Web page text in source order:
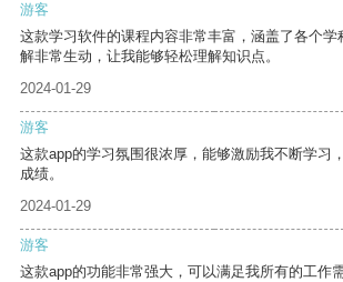
游客
这款学习软件的课程内容非常丰富，涵盖了各个学
解非常生动，让我能够轻松理解知识点。
2024-01-29
游客
这款app的学习氛围很浓厚，能够激励我不断学习
成绩。
2024-01-29
游客
这款app的功能非常强大，可以满足我所有的工作